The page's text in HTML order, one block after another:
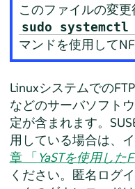
このファイルの変更
sudo
マンドを使用して
Linuxシステムでの
などのサーバソフト
定が含まれます。
用している場合は、
章 「YaSTを使用した
ください。 匿名ログ